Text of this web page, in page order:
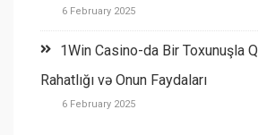
6 February 2025
1Win Casino-da Bir Toxunuşla
Rahatlığı və Onun Faydaları
6 February 2025